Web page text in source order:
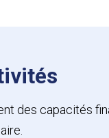
des capacités